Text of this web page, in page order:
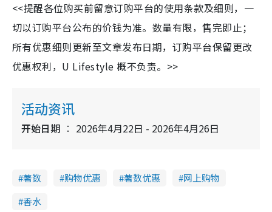
<<提醒各位购买前留意订购平台的使用条款及细则，一
切以订购平台公布的价钱为准。数量有限，售完即止；
所有优惠细则更新至文章发布日期，订购平台保留更改
优惠权利，U Lifestyle 概不负责。>>
活动资讯
开始日期 2026年4月22日 - 2026年4月26日
著数 购物优惠 著数优惠
网上购物
香水